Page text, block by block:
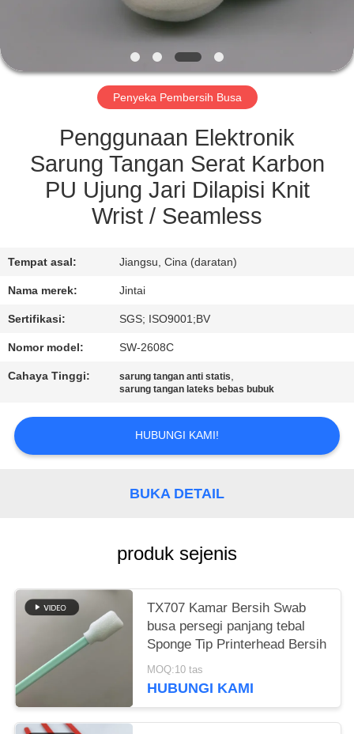
KUALITAS
HUBUNGI
BERITA
MINTA
SITEMAP
POLICY
Penyeka Pembersih Busa
Penggunaan Elektronik
Sarung Tangan Serat Karbon
PU Ujung Jari Dilapisi Knit
Wrist / Seamless
Tempat asal: Jiangsu, Cina (daratan)
Nama merek: Jintai
Sertifikasi: SGS; ISO9001;BV
Nomor model: SW-2608C
Cahaya Tinggi: sarung tangan anti statis,
sarung tangan lateks bebas bubuk
HUBUNGI KAMI!
BUKA DETAIL
produk sejenis
TX707 Kamar Bersih Swab
busa persegi panjang tebal
Sponge Tip Printerhead Bersih
MOQ:10 tas
HUBUNGI KAMI